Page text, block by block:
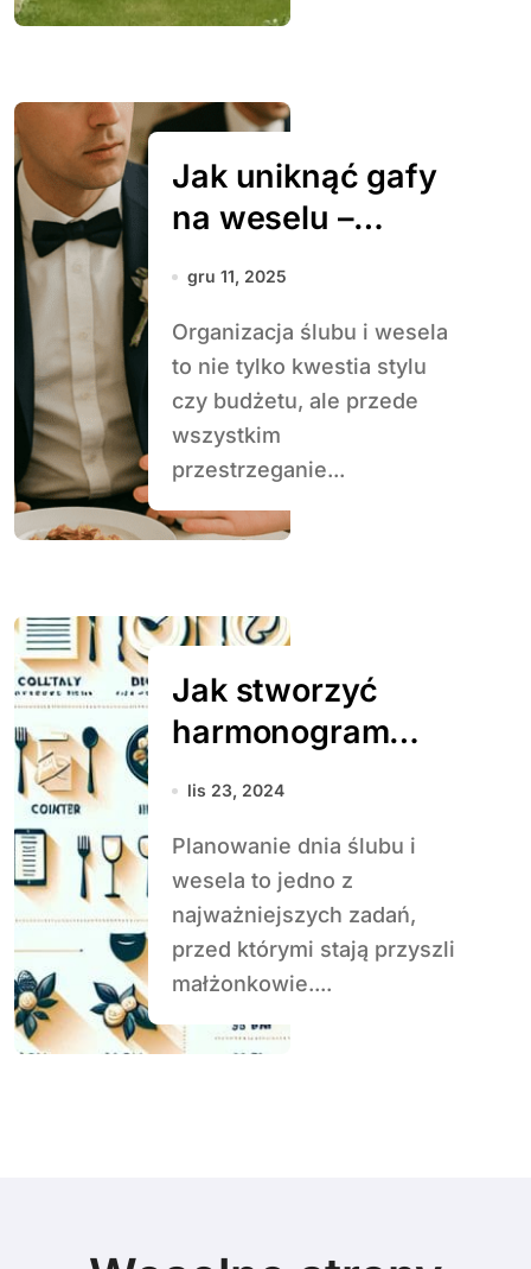
Jak uniknąć gafy
na weselu –
savoir-vivre dla
gości
gru 11, 2025
Organizacja ślubu i wesela
to nie tylko kwestia stylu
czy budżetu, ale przede
wszystkim
przestrzeganie...
Jak stworzyć
harmonogram
dnia ślubu i
lis 23, 2024
Planowanie dnia ślubu i
wesela to jedno z
najważniejszych zadań,
przed którymi stają przyszli
małżonkowie....